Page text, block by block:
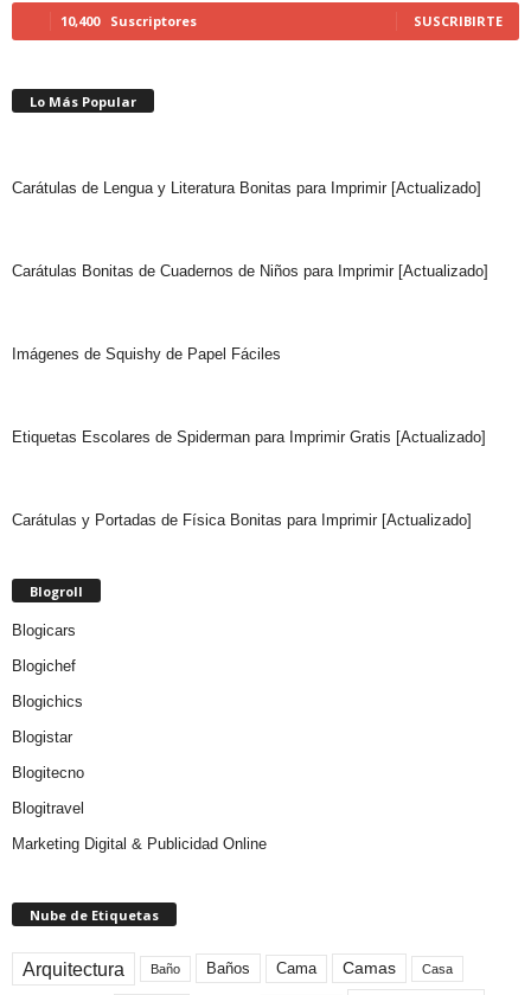
10,400 Suscriptores SUSCRIBIRTE
Lo Más Popular
Carátulas de Lengua y Literatura Bonitas para Imprimir [Actualizado]
Carátulas Bonitas de Cuadernos de Niños para Imprimir [Actualizado]
Imágenes de Squishy de Papel Fáciles
Etiquetas Escolares de Spiderman para Imprimir Gratis [Actualizado]
Carátulas y Portadas de Física Bonitas para Imprimir [Actualizado]
Blogroll
Blogicars
Blogichef
Blogichics
Blogistar
Blogitecno
Blogitravel
Marketing Digital & Publicidad Online
Nube de Etiquetas
Arquitectura Baño Baños Cama Camas Casa